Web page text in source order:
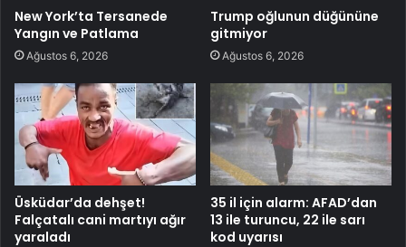
New York’ta Tersanede
Yangın ve Patlama
Ağustos 6, 2026
Trump oğlunun düğününe
gitmiyor
Ağustos 6, 2026
Üsküdar’da dehşet!
Falçatalı cani martıyı ağır
yaraladı
35 il için alarm: AFAD’dan
13 ile turuncu, 22 ile sarı
kod uyarısı